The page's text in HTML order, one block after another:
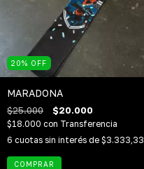
20% OFF
MARADONA
$25.000 $20.000
$18.000 con Transferencia
6 cuotas sin interés de $3.333,33